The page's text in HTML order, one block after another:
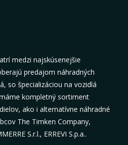
medzi najskúsenejšie
predajom náhradných
so špecializáciou na vozidlá
kompletný sortiment
ako i alternatívne náhradné
The Timken Company,
S.r.l., ERREVI S.p.a..